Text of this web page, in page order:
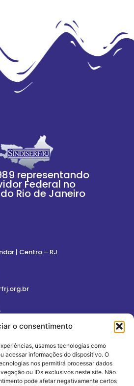
o consentimento
usamos tecnologias como
acessar informações do dispositivo. O
nos permitirá processar dados
ou IDs exclusivos neste site. Não
pode afetar negativamente certos
representando
Federal no
Rio de Janeiro
| Centro – RJ